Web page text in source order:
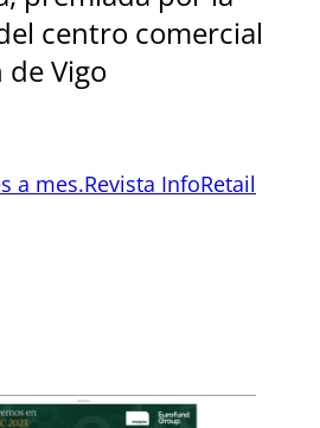
centro comercial
de Vigo
a mes.Revista InfoRetail